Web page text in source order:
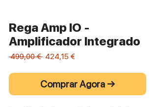
Rega Amp IO -
Amplificador Integrado
499,00 € Preço
424,15 €
Comprar Agora →